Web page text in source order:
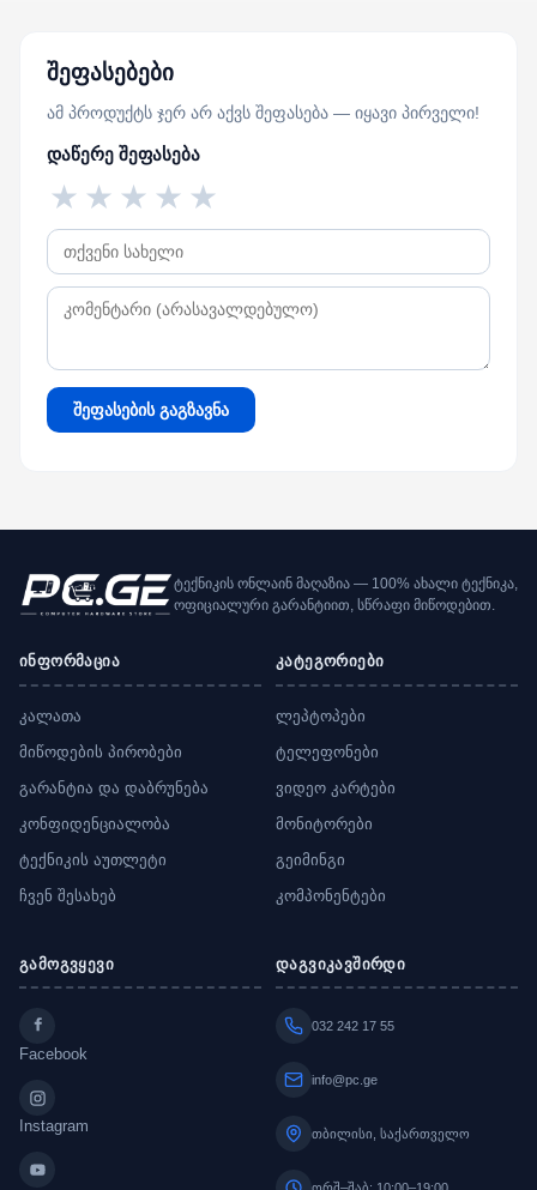
შეფასებები
ამ პროდუქტს ჯერ არ აქვს შეფასება — იყავი პირველი!
დაწერე შეფასება
★
★
★
★
★
შეფასების გაგზავნა
ტექნიკის ონლაინ მაღაზია — 100% ახალი ტექნიკა,
ოფიციალური გარანტიით, სწრაფი მიწოდებით.
ინფორმაცია
კალათა
მიწოდების პირობები
გარანტია და დაბრუნება
კონფიდენციალობა
ტექნიკის აუთლეტი
ჩვენ შესახებ
კატეგორიები
ლეპტოპები
ტელეფონები
ვიდეო კარტები
მონიტორები
გეიმინგი
კომპონენტები
გამოგვყევი
Facebook
Instagram
დაგვიკავშირდი
032 242 17 55
info@pc.ge
თბილისი, საქართველო